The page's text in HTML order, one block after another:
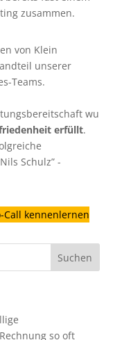
zusammen.
von Klein
unserer
Teams.
wu
erfüllt.
Schulz” -
kennenlernen
so oft